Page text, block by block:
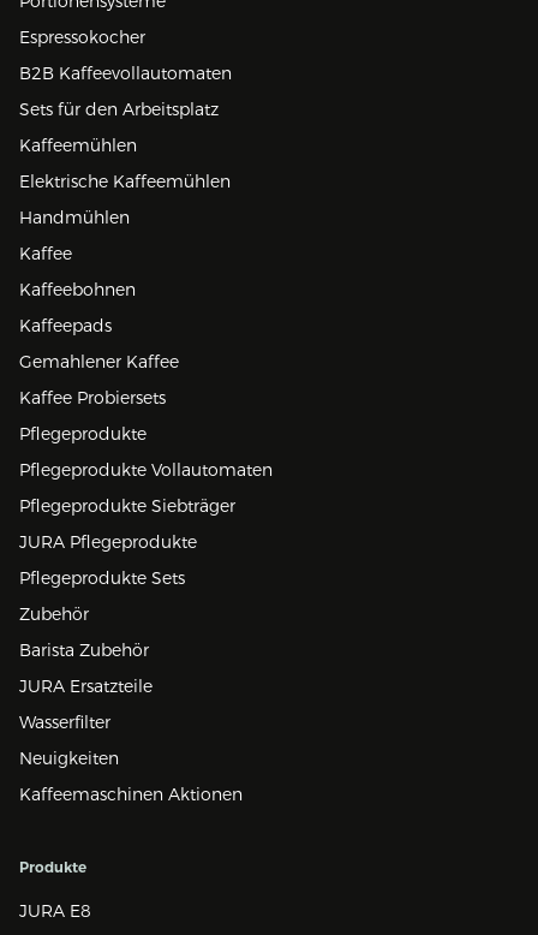
Espressokocher
B2B Kaffeevollautomaten
Sets für den Arbeitsplatz
Kaffeemühlen
Elektrische Kaffeemühlen
Handmühlen
Kaffee
Kaffeebohnen
Kaffeepads
Gemahlener Kaffee
Kaffee Probiersets
Pflegeprodukte
Pflegeprodukte Vollautomaten
Pflegeprodukte Siebträger
JURA Pflegeprodukte
Pflegeprodukte Sets
Zubehör
Barista Zubehör
JURA Ersatzteile
Wasserfilter
Neuigkeiten
Kaffeemaschinen Aktionen
Produkte
JURA E8